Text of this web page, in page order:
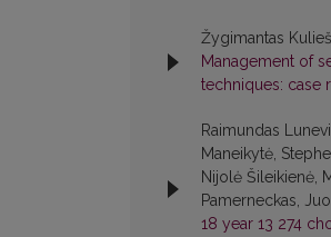
Žygimantas
Management of
techniques: case
Raimundas
Maneikytė,
Nijolė Šileikienė,
Pamerneckas,
18 year 13 274